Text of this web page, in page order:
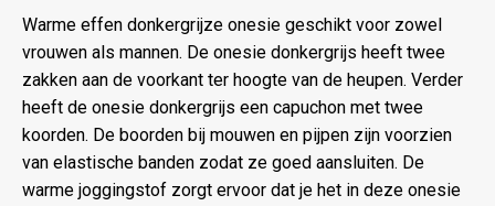
Warme effen donkergrijze onesie geschikt voor zowel
vrouwen als mannen. De onesie donkergrijs heeft twee
zakken aan de voorkant ter hoogte van de heupen. Verder
heeft de onesie donkergrijs een capuchon met twee
koorden. De boorden bij mouwen en pijpen zijn voorzien
van elastische banden zodat ze goed aansluiten. De
warme joggingstof zorgt ervoor dat je het in deze onesie